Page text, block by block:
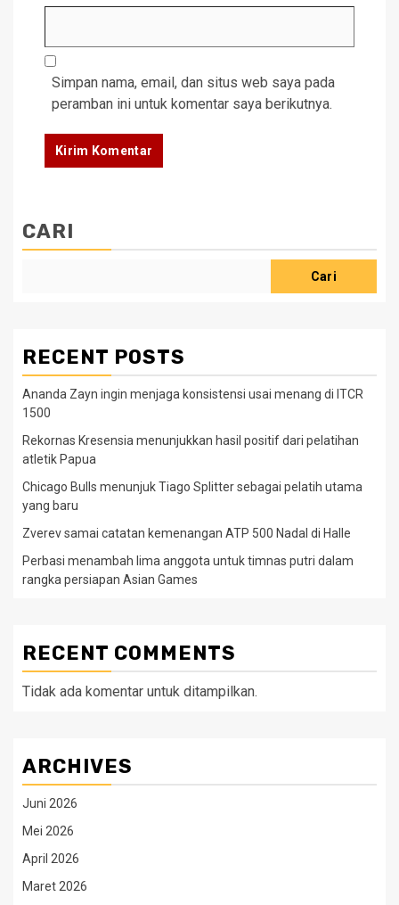
Simpan nama, email, dan situs web saya pada
peramban ini untuk komentar saya berikutnya.
CARI
Cari
RECENT POSTS
Ananda Zayn ingin menjaga konsistensi usai menang di ITCR
1500
Rekornas Kresensia menunjukkan hasil positif dari pelatihan
atletik Papua
Chicago Bulls menunjuk Tiago Splitter sebagai pelatih utama
yang baru
Zverev samai catatan kemenangan ATP 500 Nadal di Halle
Perbasi menambah lima anggota untuk timnas putri dalam
rangka persiapan Asian Games
RECENT COMMENTS
Tidak ada komentar untuk ditampilkan.
ARCHIVES
Juni 2026
Mei 2026
April 2026
Maret 2026